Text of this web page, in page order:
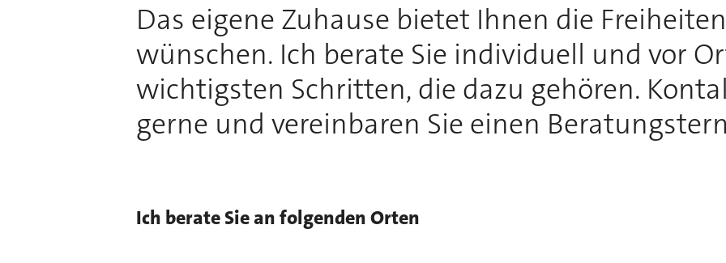
Das eigene Zuhause bietet Ihnen die
wünschen. Ich berate Sie individuell und vor
wichtigsten Schritten, die dazu gehören.
gerne und vereinbaren Sie einen
Ich berate Sie an folgenden Orten